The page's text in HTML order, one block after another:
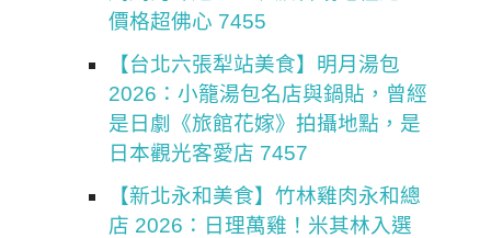
價格超佛心 7455
【台北六張犁站美食】明月湯包
2026：小籠湯包名店與鍋貼，曾經
是日劇《旅館花嫁》拍攝地點，是
日本觀光客愛店 7457
【新北永和美食】竹林雞肉永和總
店 2026：日理萬雞！米其林入選